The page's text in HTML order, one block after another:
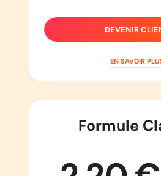
DEVENIR
EN SAVOIR
Formule